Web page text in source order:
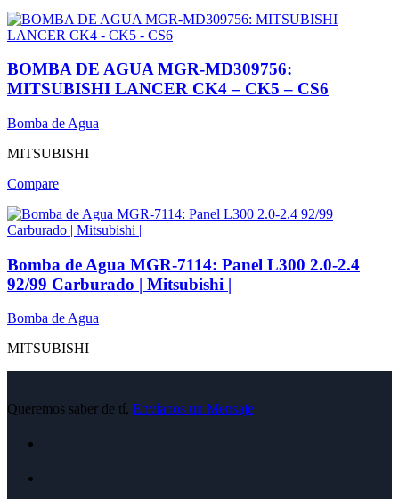
BOMBA DE AGUA MGR-MD309756:
MITSUBISHI LANCER CK4 – CK5 – CS6
Bomba de Agua
MITSUBISHI
Compare
Bomba de Agua MGR-7114: Panel L300 2.0-2.4
92/99 Carburado | Mitsubishi |
Bomba de Agua
MITSUBISHI
Queremos saber de tí, Envíanos un Mensaje